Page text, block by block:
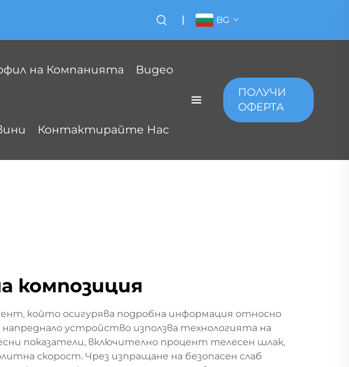
| BG
на Компанията Видео
Контактирайте Нас
ПОЛУЧИ
ОФЕРТА
композиция
който осигурява подробна информация относно
устройство използва технологията на
показатели, включително процент телесен шлак,
скорост. Чрез изпращане на безопасен слаб